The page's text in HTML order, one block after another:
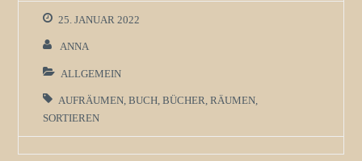
25. JANUAR 2022
ANNA
ALLGEMEIN
AUFRÄUMEN ,BUCH ,BÜCHER ,RÄUMEN
SORTIEREN